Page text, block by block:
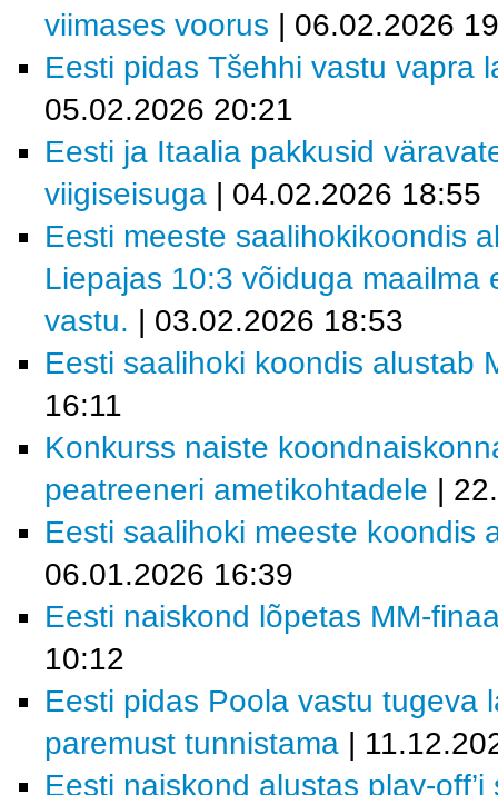
viimases voorus | 06.02.2026
Eesti pidas Tšehhi vastu vapra
05.02.2026 20:21
Eesti ja Itaalia pakkusid
viigiseisuga | 04.02.2026 18:55
Eesti meeste saalihokikoondis
Liepajas 10:3 võiduga
vastu. | 03.02.2026 18:53
Eesti saalihoki koondis alustab
16:11
Konkurss naiste
peatreeneri ametikohtadele |
Eesti saalihoki meeste koondis
06.01.2026 16:39
Eesti naiskond lõpetas MM-
10:12
Eesti pidas Poola vastu tugeva
paremust tunnistama |
Eesti naiskond alustas play-